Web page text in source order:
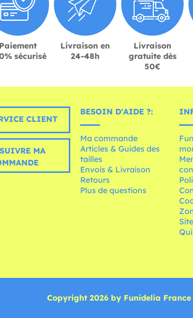
Paiement
sécurisé
Livraison en
24-48h
Livraison
gratuite dès
50€
CLIENT
SUIVRE MA
BESOIN D'AIDE ?:
Ma commande
Articles & Guides des
tailles
Envois & Livraison
Retours
Plus de questions
Copyright 2026 by Funidelia France